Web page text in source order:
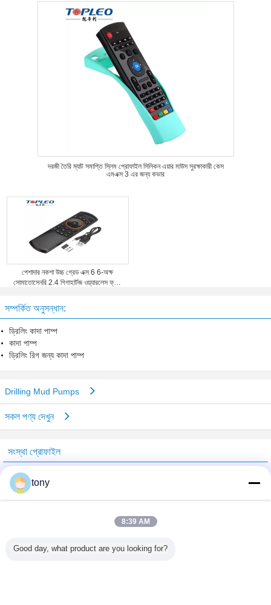
দরজী তৈরি ম্যাট সমাপ্তি স্লিম প্রোফাইল সিলিকন এয়ার মাউস সুরক্ষাকারী কেস
এমএক্স 3 এর জন্য কভার
পেশাদার নকশা উচ্চ গ্রেড এক্স 6 6-অক্ষ
সোমাতোসেনরি 2.4 গিগাহার্টজ ওয়্যারলেস ফ্লাই
সম্পর্কিত অনুসন্ধান:
ড্রিলিং কাদা পাম্প
কাদা পাম্প
ড্রিলিং রিগ জন্য কাদা পাম্প
Drilling Mud Pumps
সকল পণ্য দেখুন
সংস্থা প্রোফাইল
Beijing GTH Technology Co., Ltd.
যাচাইকৃত সরবরাহকারী
tony
8:39 AM
Good day, what product are you looking for?